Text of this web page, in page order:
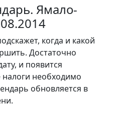
Ямало-
когда и какой
Достаточно
и появится
необходимо
обновляется в